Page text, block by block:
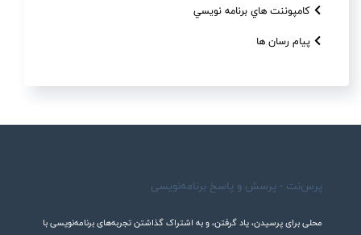
کامپوننت هاي برنامه نويسي
پیام رسان ها
پرس‌نت - پرسش و پاسخ برنامه‌نویسی
محلی برای پرسیدن، یاد گرفتن، و به اشتراک گذاشتن تجربه‌های برنامه‌نویسی با